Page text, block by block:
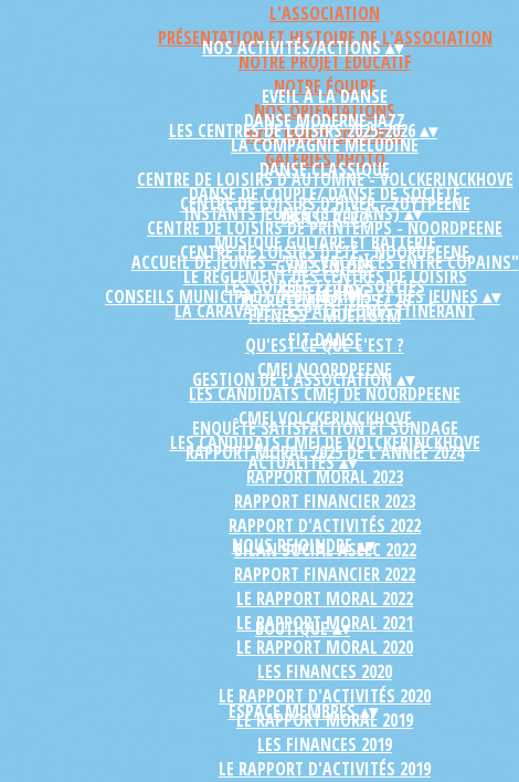
L'ASSOCIATION
PRÉSENTATION ET HISTOIRE DE L'ASSOCIATION
NOTRE PROJET ÉDUCATIF
NOTRE ÉQUIPE
NOS ORIENTATIONS
NOS TARIFS 2025/2026
GALERIES PHOTO
NOS ACTIVITÉS/ACTIONS▴▾
EVEIL À LA DANSE
DANSE MODERNE-JAZZ
LA COMPAGNIE MÉLUDINE
DANSE CLASSIQUE
DANSE DE COUPLE/ DANSE DE SOCIÉTÉ
DANSE AFRO
MUSIQUE GUITARE ET BATTERIE
GYM SÉNIORS
STRETCHING
FITNESS - MULTIGYM
FIT DANSE
LES CENTRES DE LOISIRS 2025-2026▴▾
CENTRE DE LOISIRS D'AUTOMNE - VOLCKERINCKHOVE
CENTRE DE LOISIRS D'HIVER - ZUYTPEENE
CENTRE DE LOISIRS DE PRINTEMPS - NOORDPEENE
CENTRE DE LOISIRS D'ÉTÉ - NOORDPEENE
LE RÈGLEMENT DES CENTRES DE LOISIRS
RECRUTEMENT 2025 / 26
INSTANTS JEUNES (11/17 ANS)▴▾
ACCUEIL DE JEUNES - "DES VACANCES ENTRE COPAINS"
LES SOIRÉES ET LES SORTIES
LA CARAVANE - ESPACE JEUNES ITINÉRANT
CONSEILS MUNICIPAUX DES ENFANTS ET DES JEUNES ▴▾
QU'EST CE QUE C'EST ?
CMEJ NOORDPEENE
LES CANDIDATS CMEJ DE NOORDPEENE
CMEJ VOLCKERINCKHOVE
LES CANDIDATS CMEJ DE VOLCKERINCKHOVE
GESTION DE L'ASSOCIATION▴▾
ENQUÊTE SATISFACTION ET SONDAGE
RAPPORT MORAL 2025 DE L'ANNÉE 2024
RAPPORT MORAL 2023
RAPPORT FINANCIER 2023
RAPPORT D'ACTIVITÉS 2022
BILAN SOCIAL ASEEC 2022
RAPPORT FINANCIER 2022
LE RAPPORT MORAL 2022
LE RAPPORT MORAL 2021
LE RAPPORT MORAL 2020
LES FINANCES 2020
LE RAPPORT D'ACTIVITÉS 2020
LE RAPPORT MORAL 2019
LES FINANCES 2019
LE RAPPORT D'ACTIVITÉS 2019
ACTUALITÉS▴▾
NOUS REJOINDRE▴▾
BOUTIQUE▴▾
ESPACE MEMBRES▴▾